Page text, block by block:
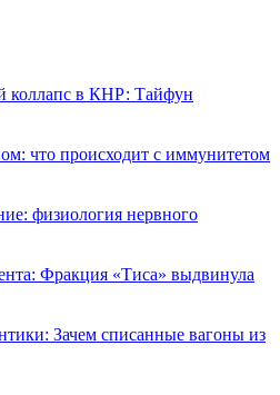
коллапс в КНР: Тайфун
что происходит с иммунитетом
физиология нервного
Фракция «Тиса» выдвинула
Зачем списанные вагоны из